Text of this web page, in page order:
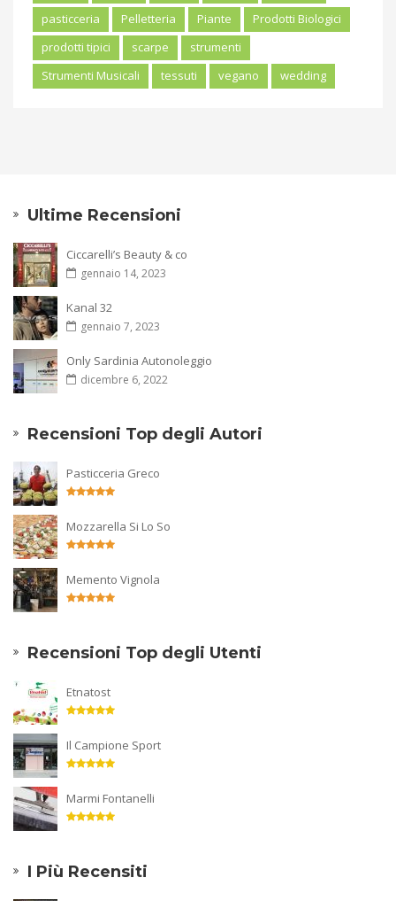
pasticceria
Pelletteria Piante
Prodotti Biologici
prodotti tipici
scarpe
strumenti
Strumenti Musicali
tessuti vegano wedding
Ultime Recensioni
Ciccarelli’s Beauty & co
gennaio 14, 2023
Kanal 32
gennaio 7, 2023
Only Sardinia Autonoleggio
dicembre 6, 2022
Recensioni Top degli Autori
Pasticceria Greco
Mozzarella Si Lo So
Memento Vignola
Recensioni Top degli Utenti
Etnatost
Il Campione Sport
Marmi Fontanelli
I Più Recensiti